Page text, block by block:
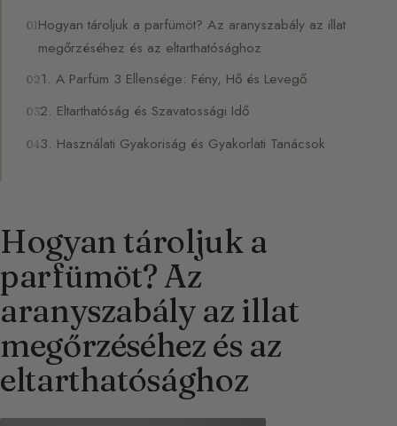
Hogyan tároljuk a parfümöt? Az aranyszabály az illat
megőrzéséhez és az eltarthatósághoz
1. A Parfüm 3 Ellensége: Fény, Hő és Levegő
2. Eltarthatóság és Szavatossági Idő
3. Használati Gyakoriság és Gyakorlati Tanácsok
Hogyan tároljuk a
parfümöt? Az
aranyszabály az illat
megőrzéséhez és az
eltarthatósághoz